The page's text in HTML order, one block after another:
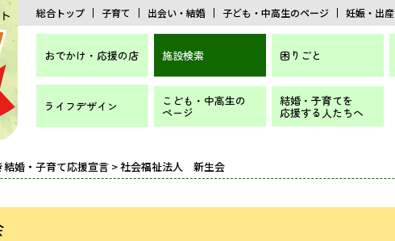
総合トップ 子育て 出会い・結婚 子ども・中高生のページ 妊娠・出産
おでかけ・応援の店 施設検索 困りごと
ライフデザイン こども・中高生の
ページ
結婚・子育てを
応援する人たちへ
結婚・子育て応援宣言 > 社会福祉法人 新生会